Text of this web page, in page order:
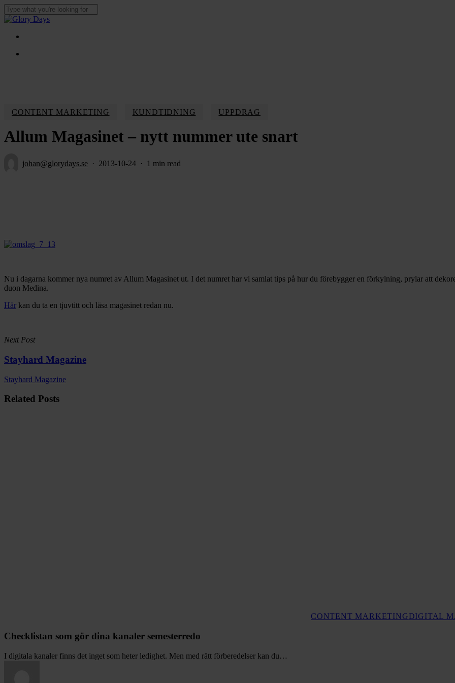
Skip
to
content
Close
Menu
CONTENT MARKETING KUNDTIDNING UPPDRAG
Allum Magasinet – nytt nummer ute snart
johan@glorydays.se 2013-10-24 1 min read
Nu i dagarna kommer nya numret av Allum Magasinet ut. I det numret har vi samlat tips på hur du förebygger en förkylning, prylar att
duon Medina.
Här kan du ta en tjuvtitt och läsa magasinet redan nu.
Next Post
Stayhard Magazine
Stayhard Magazine
Related Posts
CONTENT MARKETINGDIGITAL
Checklistan som gör dina kanaler semesterredo
I digitala kanaler finns det inget som heter ledighet. Men med rätt förberedelser kan du…